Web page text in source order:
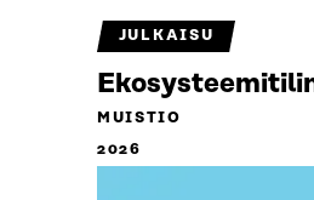
JULKAISU
MUISTIO
2026